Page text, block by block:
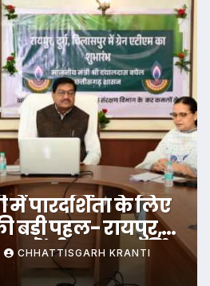
कृमि मुक्ति दिवस
मॉप-अप दिवस
CHHATTISGARH KRANTI